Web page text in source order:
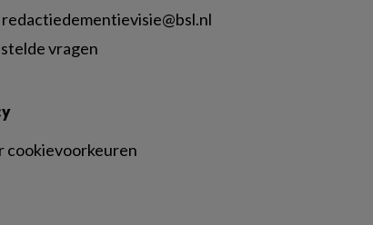
redactiedementievisie@bsl.nl
vragen
cookievoorkeuren